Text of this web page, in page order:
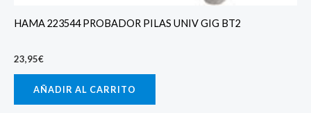
HAMA 223544 PROBADOR PILAS UNIV GIG BT2
23,95€
AÑADIR AL CARRITO